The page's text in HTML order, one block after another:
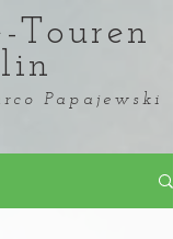
Papajewski